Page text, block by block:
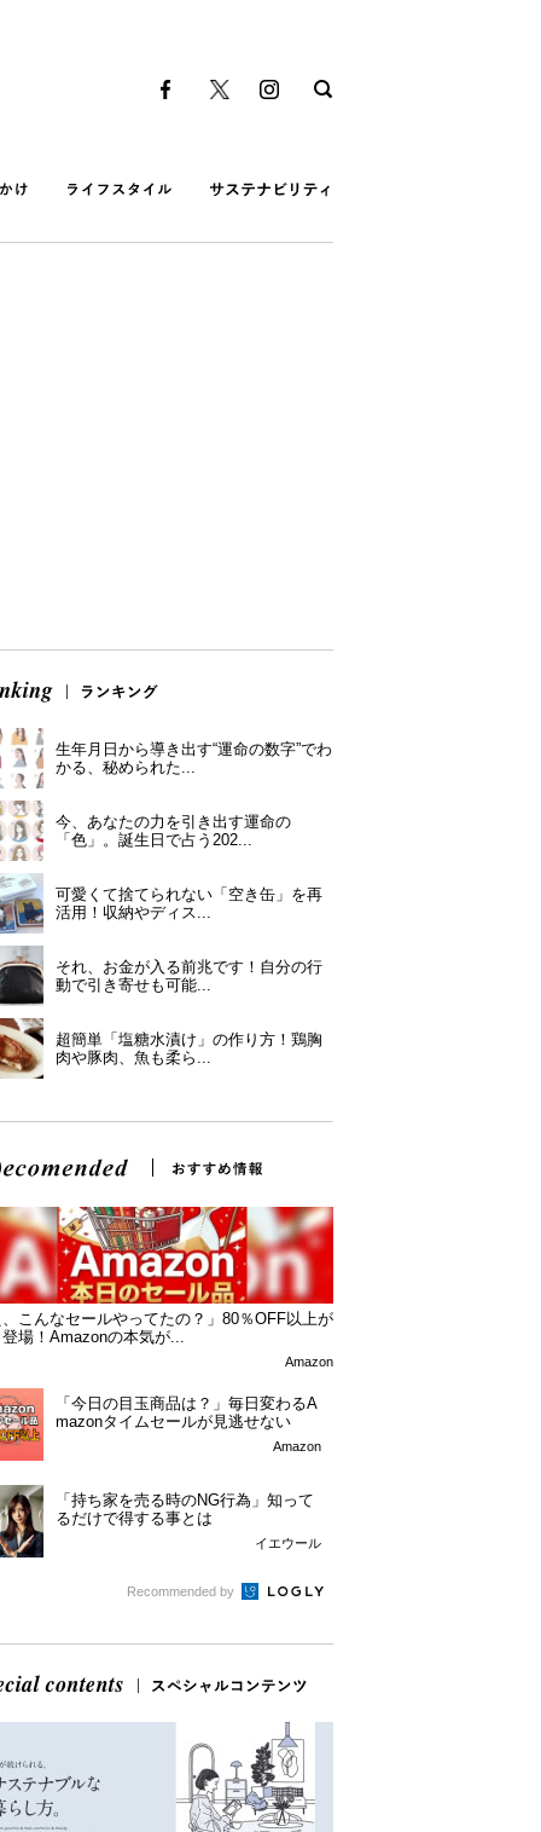
生年月日から導き出す“運命の数字”でわ
かる、秘められた...
今、あなたの力を引き出す運命の
「色」。誕生日で占う202...
可愛くて捨てられない「空き缶」を再
活用！収納やディス...
それ、お金が入る前兆です！自分の行
動で引き寄せも可能...
超簡単「塩糖水漬け」の作り方！鶏胸
肉や豚肉、魚も柔ら...
こんなセールやってたの？」80％OFF以上が
場！Amazonの本気が...
Amazon
「今日の目玉商品は？」毎日変わるA
mazonタイムセールが見逃せない
Amazon
「持ち家を売る時のNG行為」知って
るだけで得する事とは
イエウール
Recommended by